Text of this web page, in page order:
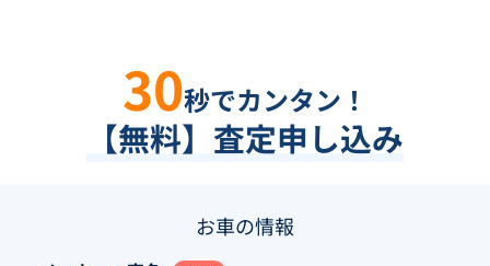
30秒でカンタン！
【無料】査定申し込み
お車の情報